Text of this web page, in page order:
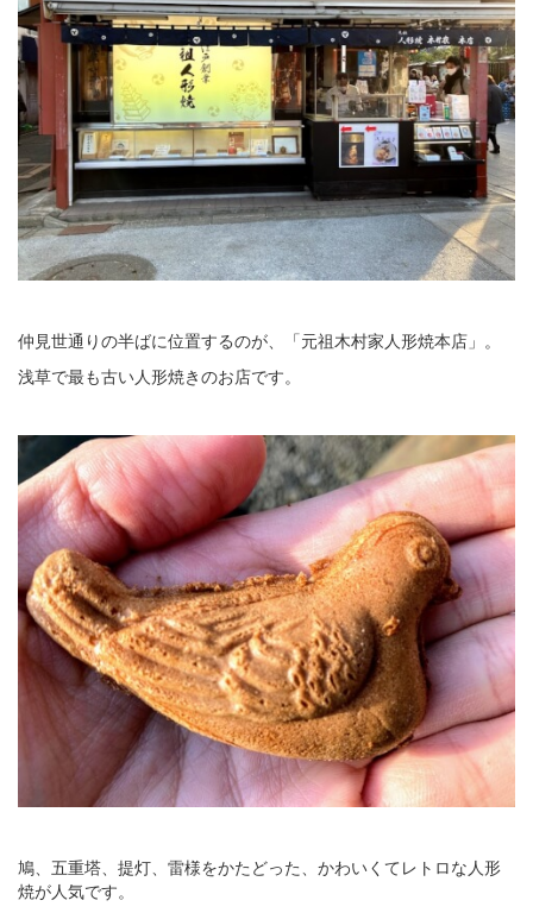
仲見世通りの半ばに位置するのが、「元祖木村家人形焼本店」。
浅草で最も古い人形焼きのお店です。
鳩、五重塔、提灯、雷様をかたどった、かわいくてレトロな人形
焼が人気です。